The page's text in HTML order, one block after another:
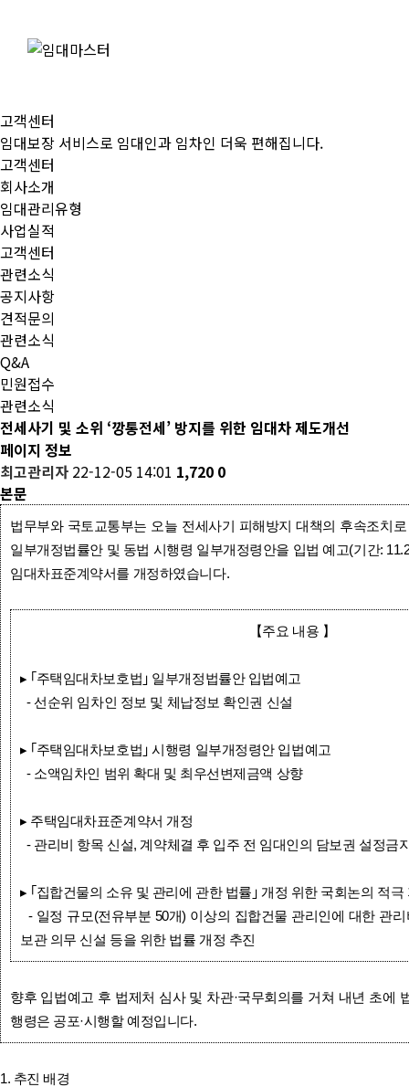
고객센터
임대보장 서비스로 임대인과 임차인 더욱 편해집니다.
고객센터
회사소개
임대관리유형
사업실적
고객센터
관련소식
공지사항
견적문의
관련소식
Q&A
민원접수
관련소식
전세사기 및 소위 ‘깡통전세’ 방지를 위한 임대차 제도개선
페이지 정보
최고관리자 22-12-05 14:01 1,720 0
본문
법무부와 국토교통부는 오늘 전세사기 피해방지 대책의 후속조치
일부개정법률안 및 동법 시행령 일부개정령안을 입법 예고(기간:
임대차표준계약서를 개정하였습니다.
【주요 내용 】
▸ ｢주택임대차보호법｣ 일부개정법률안 입법예고
- 선순위 임차인 정보 및 체납정보 확인권 신설
▸ ｢주택임대차보호법｣ 시행령 일부개정령안 입법예고
- 소액임차인 범위 확대 및 최우선변제금액 상향
▸ 주택임대차표준계약서 개정
- 관리비 항목 신설, 계약체결 후 입주 전 임대인의 담보권 설정금
▸ ｢집합건물의 소유 및 관리에 관한 법률｣ 개정 위한 국회논의 적극
- 일정 규모(전유부분 50개) 이상의 집합건물 관리인에 대한 관
보관 의무 신설 등을 위한 법률 개정 추진
향후 입법예고 후 법제처 심사 및 차관·국무회의를 거쳐 내년 초에
행령은 공포·시행할 예정입니다.
1. 추진 배경